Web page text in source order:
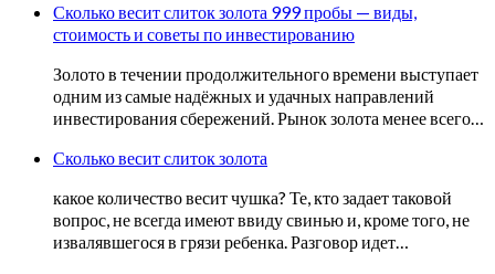
Сколько весит слиток золота 999 пробы — виды,
стоимость и советы по инвестированию
Золото в течении продолжительного времени выступает
одним из самые надёжных и удачных направлений
инвестирования сбережений. Рынок золота менее всего…
Сколько весит слиток золота
какое количество весит чушка? Те, кто задает таковой
вопрос, не всегда имеют ввиду свинью и, кроме того, не
извалявшегося в грязи ребенка. Разговор идет…